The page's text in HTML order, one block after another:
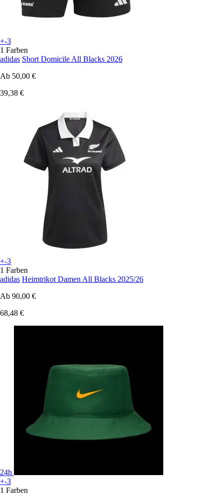
+-3
1 Farben
adidas Short Domicile All Blacks 2026
Ab 50,00 €
39,38 €
+-3
1 Farben
adidas Heimtrikot Damen All Blacks 2025/26
Ab 90,00 €
68,48 €
24h
+-3
1 Farben